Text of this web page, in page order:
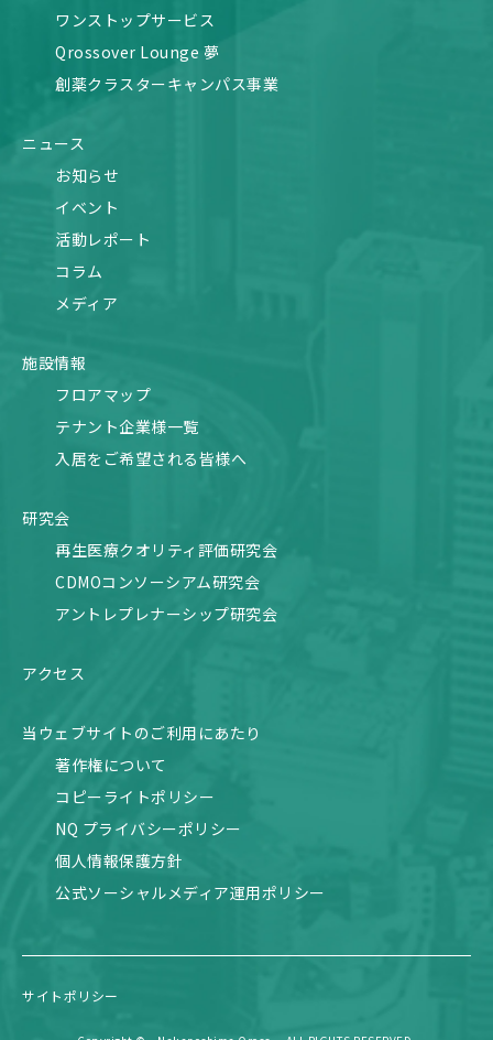
ワンストップサービス
Qrossover Lounge 夢
創薬クラスターキャンパス事業
ニュース
お知らせ
イベント
活動レポート
コラム
メディア
施設情報
フロアマップ
テナント企業様一覧
入居をご希望される皆様へ
研究会
再生医療クオリティ評価研究会
CDMOコンソーシアム研究会
アントレプレナーシップ研究会
アクセス
当ウェブサイトのご利用にあたり
著作権について
コピーライトポリシー
NQ プライバシーポリシー
個人情報保護方針
公式ソーシャルメディア運用ポリシー
サイトポリシー